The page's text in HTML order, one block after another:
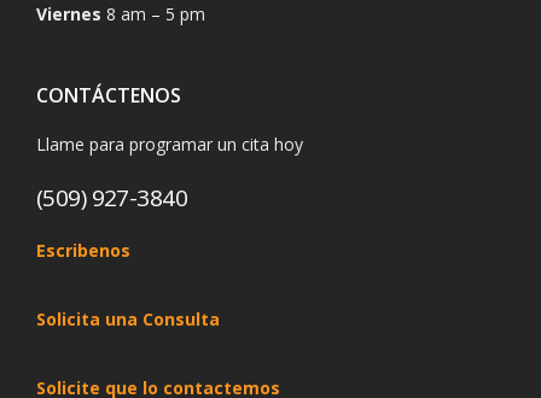
Viernes 8 am – 5 pm
CONTÁCTENOS
Llame para programar un cita hoy
(509) 927-3840
Escribenos
Solicita una Consulta
Solicite que lo contactemos